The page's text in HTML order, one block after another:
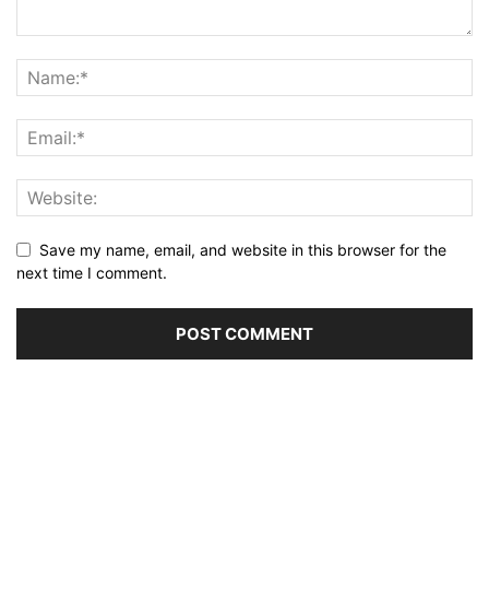
Save my name, email, and website in this browser for the
next time I comment.